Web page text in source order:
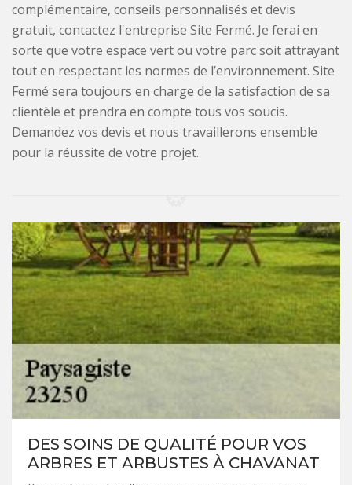
complémentaire, conseils personnalisés et devis
gratuit, contactez l'entreprise Site Fermé. Je ferai en
sorte que votre espace vert ou votre parc soit attrayant
tout en respectant les normes de l’environnement. Site
Fermé sera toujours en charge de la satisfaction de sa
clientèle et prendra en compte tous vos soucis.
Demandez vos devis et nous travaillerons ensemble
pour la réussite de votre projet.
DES SOINS DE QUALITÉ POUR VOS
ARBRES ET ARBUSTES À CHAVANAT